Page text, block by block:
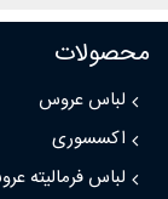
محصولات
لباس عروس
اکسسوری
لباس فرمالیته